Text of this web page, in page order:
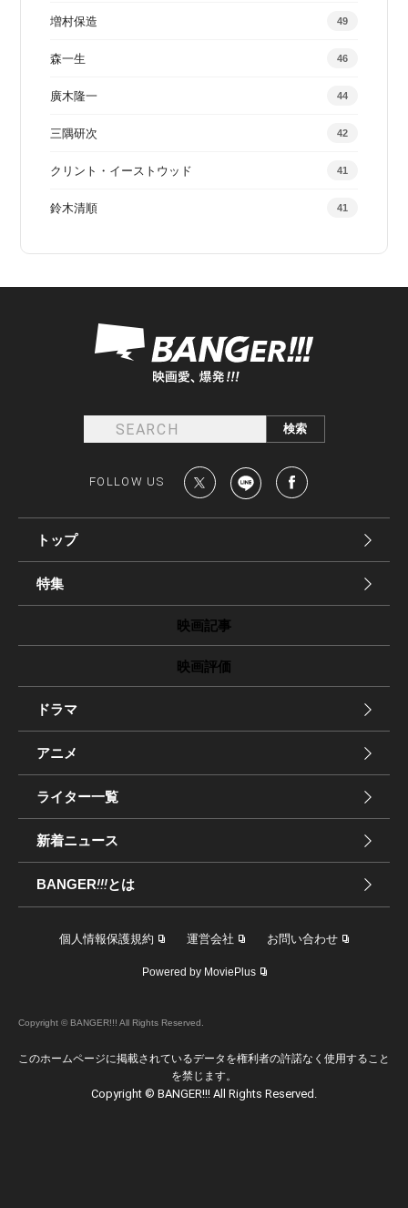
増村保造 49
森一生 46
廣木隆一 44
三隅研次 42
クリント・イーストウッド 41
鈴木清順 41
FOLLOW US
トップ
特集
映画記事
映画評価
ドラマ
アニメ
ライター一覧
新着ニュース
BANGER!!!とは
個人情報保護規約 運営会社 お問い合わせ
Powered by MoviePlus
Copyright © BANGER!!! All Rights Reserved.
このホームページに掲載されているデータを権利者の許諾なく使用すること
を禁じます。
Copyright © BANGER!!! All Rights Reserved.